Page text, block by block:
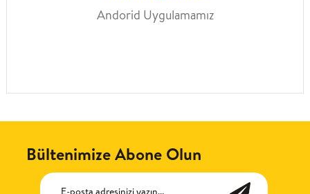
Andorid Uygulamamız
Bültenimize Abone Olun